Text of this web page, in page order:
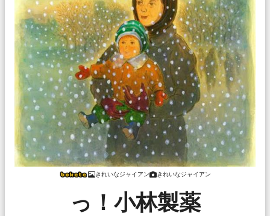
きれいなジャイアン きれいなジャイアン
っ！小林製薬